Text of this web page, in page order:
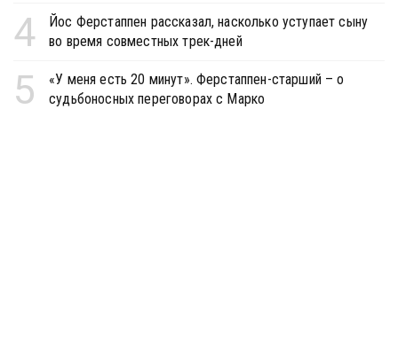
4
Йос Ферстаппен рассказал, насколько уступает сыну
во время совместных трек-дней
5
«У меня есть 20 минут». Ферстаппен-старший – о
судьбоносных переговорах с Марко